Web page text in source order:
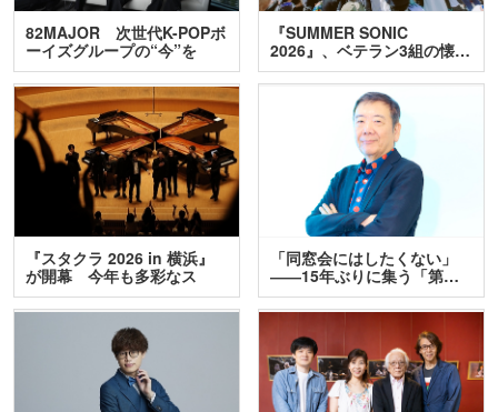
82MAJOR 次世代K-POPボ
ーイズグループの“今”を
訊…
『SUMMER SONIC
2026』、ベテラン3組の懐…
『スタクラ 2026 in 横浜』
が開幕 今年も多彩なス
テ…
「同窓会にはしたくない」
――15年ぶりに集う「第…